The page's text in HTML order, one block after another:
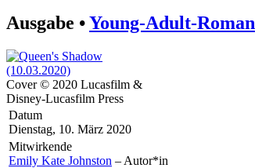
Ausgabe •Young-Adult-Roman
Cover © 2020 Lucasfilm &
Disney-Lucasfilm Press
Datum
Dienstag, 10. März 2020
Mitwirkende
Emily Kate Johnston – Autor*in